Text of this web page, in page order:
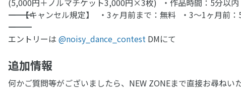
(5,000円＋ノルマチケット3,000円×3枚) ・作品時間：5分以内
―――――――――――――――― 【キャンセル規定】 ・3ヶ月前まで：無料 ・3〜
――――――――――――――――
エントリーは @noisy_dance_contest DMにて
追加情報
何かご質問等がございましたら、NEW ZONEまで直接お尋ねい